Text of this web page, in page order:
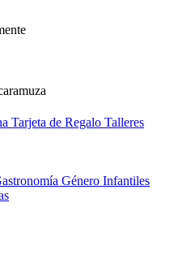
Tarjeta de Regalo Talleres
Género Infantiles